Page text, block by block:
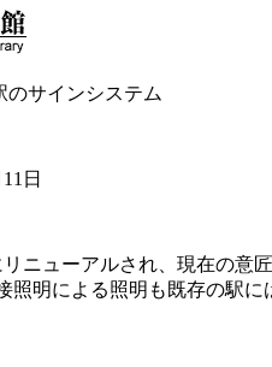
サインシステム
日
リニューアルされ、現在の意
照明による照明も既存の駅